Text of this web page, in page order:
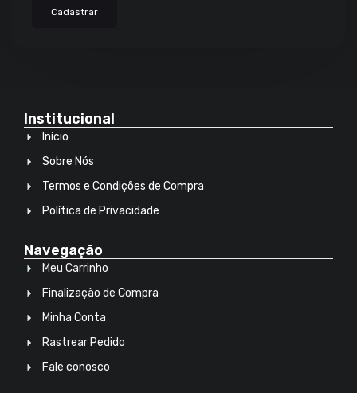
Cadastrar
Institucional
Início
Sobre Nós
Termos e Condições de Compra
Política de Privacidade
Navegação
Meu Carrinho
Finalização de Compra
Minha Conta
Rastrear Pedido
Fale conosco